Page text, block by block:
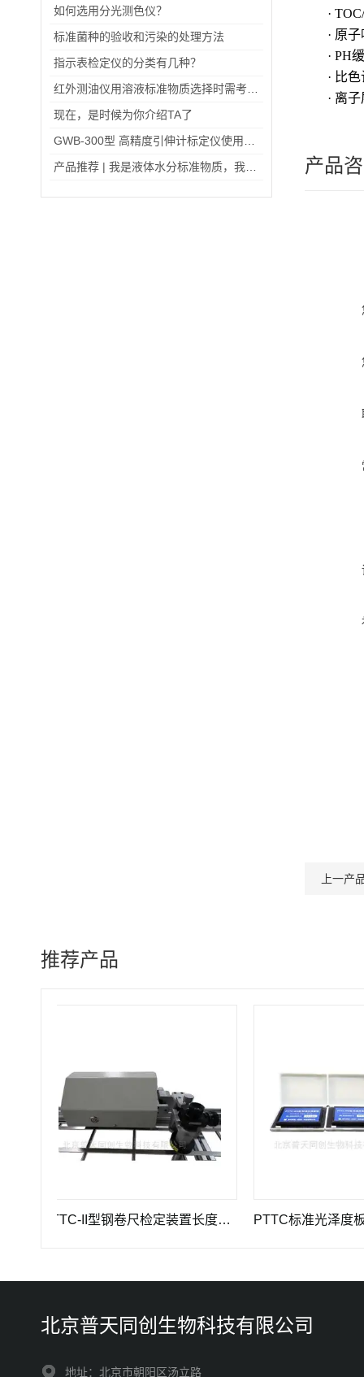
如何选用分光测色仪？
标准菌种的验收和污染的处理方法
指示表检定仪的分类有几种？
现在，是时候为你介绍TA了
·
· 原
· PH
· 比
· 离
产品
上一产
推荐产品
PTTC-II型钢卷尺检定装置长度计量仪器 PTTC标准光泽度板-光
北京普天同创生物科技有限公司
地址：北京市朝阳区汤立路